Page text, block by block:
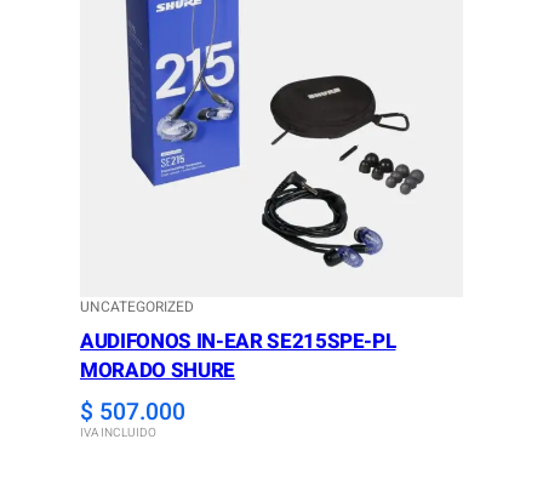
UNCATEGORIZED
AUDIFONOS IN-EAR SE215SPE-PL
MORADO SHURE
$ 507.000
IVA INCLUIDO